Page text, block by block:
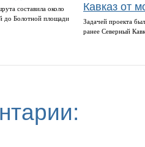
составила около
до Болотной площади
Кавказ от
Задачей проекта
ранее Северный